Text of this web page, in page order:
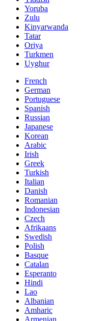
Yoruba
Zulu
Kinyarwanda
Tatar
Oriya
Turkmen
Uyghur
French
German
Portuguese
Spanish
Russian
Japanese
Korean
Arabic
Irish
Greek
Turkish
Italian
Danish
Romanian
Indonesian
Czech
Afrikaans
Swedish
Polish
Basque
Catalan
Esperanto
Hindi
Lao
Albanian
Amharic
Armenian